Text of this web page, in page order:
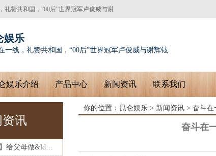
礼赞共和国，“00后”世界冠军卢俊威与谢
娱乐
一线，礼赞共和国，“00后”世界冠军卢俊威与谢辉铉
娱乐介绍 产品中心 新闻资讯 联系我们
讯
【年味新观察⑥】给父母做&ldquo;电子秘书&rdquo;尽&ldquo;赛博孝心&r
你的位置： 昆仑娱乐 > 新闻资讯 > 奋斗在
奋斗在